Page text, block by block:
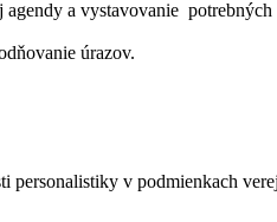
a vystavovanie
úrazov.
personalistiky v podmienkach